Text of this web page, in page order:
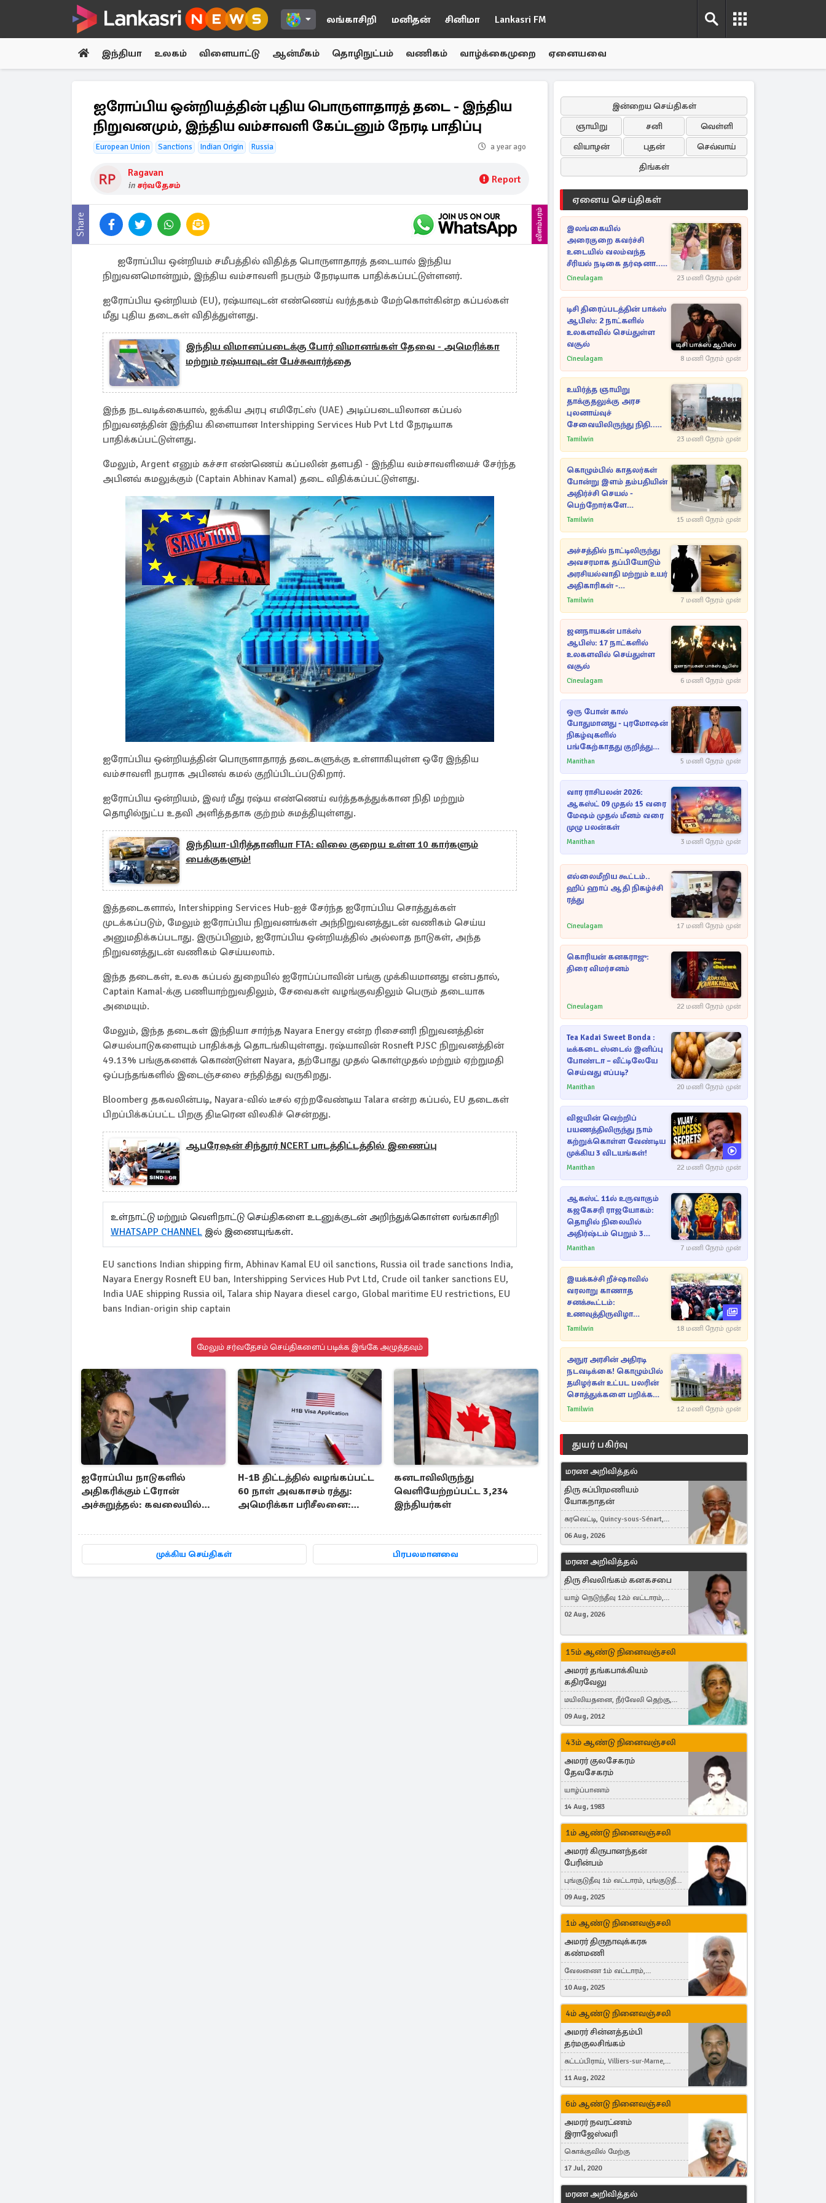
லங்காசிறி மனிதன் சினிமா Lankasri FM
இந்தியா உலகம் விளையாட்டு ஆன்மீகம் தொழிநுட்பம் வணிகம் வாழ்க்கைமுறை ஏனையவை
ஐரோப்பிய ஒன்றியத்தின் புதிய பொருளாதாரத் தடை - இந்திய
நிறுவனமும், இந்திய வம்சாவளி கேப்டனும் நேரடி பாதிப்பு
European Union Sanctions Indian Origin Russia a year ago
Ragavan
in சர்வதேசம் Report
Share விளம்பரம்
ஐரோப்பிய ஒன்றியம் சமீபத்தில் விதித்த பொருளாதாரத் தடையால் இந்திய
நிறுவனமொன்றும், இந்திய வம்சாவளி நபரும் நேரடியாக பாதிக்கப்பட்டுள்ளனர்.
ஐரோப்பிய ஒன்றியம் (EU), ரஷ்யாவுடன் எண்ணெய் வர்த்தகம் மேற்கொள்கின்ற கப்பல்கள்
மீது புதிய தடைகள் விதித்துள்ளது.
இந்திய விமானப்படைக்கு போர் விமானங்கள் தேவை - அமெரிக்கா
மற்றும் ரஷ்யாவுடன் பேச்சுவார்த்தை
இந்த நடவடிக்கையால், ஐக்கிய அரபு எமிரேட்ஸ் (UAE) அடிப்படையிலான கப்பல்
நிறுவனத்தின் இந்திய கிளையான Intershipping Services Hub Pvt Ltd நேரடியாக
பாதிக்கப்பட்டுள்ளது.
மேலும், Argent எனும் கச்சா எண்ணெய் கப்பலின் தளபதி - இந்திய வம்சாவளியைச் சேர்ந்த
அபினவ் கமலுக்கும் (Captain Abhinav Kamal) தடை விதிக்கப்பட்டுள்ளது.
ஐரோப்பிய ஒன்றியத்தின் பொருளாதாரத் தடைகளுக்கு உள்ளாகியுள்ள ஒரே இந்திய
வம்சாவளி நபராக அபினவ் கமல் குறிப்பிடப்படுகிறார்.
ஐரோப்பிய ஒன்றியம், இவர் மீது ரஷ்ய எண்ணெய் வர்த்தகத்துக்கான நிதி மற்றும்
தொழில்நுட்ப உதவி அளித்ததாக குற்றம் சுமத்தியுள்ளது.
இந்தியா-பிரித்தானியா FTA: விலை குறைய உள்ள 10 கார்களும்
பைக்குகளும்!
இத்தடைகளால், Intershipping Services Hub-ஐச் சேர்ந்த ஐரோப்பிய சொத்துக்கள்
முடக்கப்படும், மேலும் ஐரோப்பிய நிறுவனங்கள் அந்நிறுவனத்துடன் வணிகம் செய்ய
அனுமதிக்கப்படாது. இருப்பினும், ஐரோப்பிய ஒன்றியத்தில் அல்லாத நாடுகள், அந்த
நிறுவனத்துடன் வணிகம் செய்யலாம்.
இந்த தடைகள், உலக கப்பல் துறையில் ஐரோப்ப்பாவின் பங்கு முக்கியமானது என்பதால்,
Captain Kamal-க்கு பணியாற்றுவதிலும், சேவைகள் வழங்குவதிலும் பெரும் தடையாக
அமையும்.
மேலும், இந்த தடைகள் இந்தியா சார்ந்த Nayara Energy என்ற ரிசைனரி நிறுவனத்தின்
செயல்பாடுகளையும் பாதிக்கத் தொடங்கியுள்ளது. ரஷ்யாவின் Rosneft PJSC நிறுவனத்தின்
49.13% பங்குகளைக் கொண்டுள்ள Nayara, தற்போது முதல் கொள்முதல் மற்றும் ஏற்றுமதி
ஒப்பந்தங்களில் இடைஞ்சலை சந்தித்து வருகிறது.
Bloomberg தகவலின்படி, Nayara-வில் டீசல் ஏற்றவேண்டிய Talara என்ற கப்பல், EU தடைகள்
பிறப்பிக்கப்பட்ட பிறகு திடீரென விலகிச் சென்றது.
ஆபரேஷன் சிந்தூர் NCERT பாடத்திட்டத்தில் இணைப்பு
உள்நாட்டு மற்றும் வெளிநாட்டு செய்திகளை உடனுக்குடன் அறிந்துக்கொள்ள லங்காசிறி
WHATSAPP CHANNEL இல் இணையுங்கள்.
EU sanctions Indian shipping firm, Abhinav Kamal EU oil sanctions, Russia oil trade sanctions India,
Nayara Energy Rosneft EU ban, Intershipping Services Hub Pvt Ltd, Crude oil tanker sanctions EU,
India UAE shipping Russia oil, Talara ship Nayara diesel cargo, Global maritime EU restrictions, EU
bans Indian-origin ship captain
மேலும் சர்வதேசம் செய்திகளைப் படிக்க இங்கே அழுத்தவும்
ஐரோப்பிய நாடுகளில்
அதிகரிக்கும் ட்ரோன்
அச்சுறுத்தல்: கவலையில்
H-1B திட்டத்தில் வழங்கப்பட்ட
60 நாள் அவகாசம் ரத்து:
அமெரிக்கா பரிசீலனை:
கனடாவிலிருந்து
வெளியேற்றப்பட்ட 3,234
இந்தியர்கள்
முக்கிய செய்திகள் பிரபலமானவை
இன்றைய செய்திகள்
ஞாயிறு
சனி
வெள்ளி
வியாழன்
புதன்
செவ்வாய்
திங்கள்
ஏனைய செய்திகள்
இலங்கையில்
அரைகுறை கவர்ச்சி
உடையில் வலம்வந்த
சீரியல் நடிகை தர்ஷனா...
அவரே வெளியிட்ட
Cineulagam 23 மணி நேரம் முன்
டிசி திரைப்படத்தின் பாக்ஸ்
ஆபிஸ்: 2 நாட்களில்
உலகளவில் செய்துள்ள
வசூல்
Cineulagam 8 மணி நேரம் முன்
உயிர்த்த ஞாயிறு
தாக்குதலுக்கு அரச
புலனாய்வுச்
சேவையிலிருந்து நிதி..
வெளியான அதிர்ச்சி
Tamilwin 23 மணி நேரம் முன்
கொழும்பில் காதலர்கள்
போன்று இளம் தம்பதியின்
அதிர்ச்சி செயல் -
பெற்றோர்களே
எச்சரிக்கை
Tamilwin 15 மணி நேரம் முன்
அச்சத்தில் நாட்டிலிருந்து
அவசரமாக தப்பியோடும்
அரசியல்வாதி மற்றும் உயர்
அதிகாரிகள் -
ஆதாரங்களுடன்
புலனாய்வாளர்கள்
Tamilwin 7 மணி நேரம் முன்
ஜனநாயகன் பாக்ஸ்
ஆபிஸ்: 17 நாட்களில்
உலகளவில் செய்துள்ள
வசூல்
Cineulagam 6 மணி நேரம் முன்
ஒரு போன் கால்
போதுமானது - புரமோஷன்
நிகழ்வுகளில்
பங்கேற்காதது குறித்து
நயன்தாரா ஓபன் டாக்!
Manithan 5 மணி நேரம் முன்
வார ராசிபலன் 2026:
ஆகஸ்ட் 09 முதல் 15 வரை
மேஷம் முதல் மீனம் வரை
முழு பலன்கள்
Manithan 3 மணி நேரம் முன்
எல்லைமீறிய கூட்டம்..
ஹிப் ஹாப் ஆதி நிகழ்ச்சி
ரத்து
Cineulagam 17 மணி நேரம் முன்
கொரியன் கனகராஜு:
திரை விமர்சனம்
Cineulagam 22 மணி நேரம் முன்
Tea Kadai Sweet Bonda :
டீக்கடை ஸ்டைல் இனிப்பு
போண்டா – வீட்டிலேயே
செய்வது எப்படி?
Manithan 20 மணி நேரம் முன்
விஜயின் வெற்றிப்
பயணத்திலிருந்து நாம்
கற்றுக்கொள்ள வேண்டிய
முக்கிய 3 விடயங்கள்!
Manithan 22 மணி நேரம் முன்
ஆகஸ்ட் 11ல் உருவாகும்
கஜகேசரி ராஜயோகம்:
தொழில் நிலையில்
அதிர்ஷ்டம் பெறும் 3
ராசிகள்!
Manithan 7 மணி நேரம் முன்
இயக்கச்சி றீச்ஷாவில்
வரலாறு காணாத
சனக்கூட்டம்:
உணவுத்திருவிழா
இடைநிறுத்தம்
Tamilwin 18 மணி நேரம் முன்
அநுர அரசின் அதிரடி
நடவடிக்கை! கொழும்பில்
தமிழர்கள் உட்பட பலரின்
சொத்துக்களை பறிக்க
நடவடிக்கை
Tamilwin 12 மணி நேரம் முன்
துயர் பகிர்வு
மரண அறிவித்தல்
திரு சுப்பிரமணியம்
யோகநாதன்
கரவெட்டி, Quincy-sous-Sénart,
France
06 Aug, 2026
மரண அறிவித்தல்
திரு சிவலிங்கம் கனகசபை
யாழ் நெடுந்தீவு 12ம் வட்டாரம்,
Jaffna, நயினாதீவு, London, United
02 Aug, 2026
15ம் ஆண்டு நினைவஞ்சலி
அமரர் தங்கபாக்கியம்
கதிரவேலு
மயிலியதனை, நீர்வேலி தெற்கு,
Herning, Denmark
09 Aug, 2012
43ம் ஆண்டு நினைவஞ்சலி
அமரர் குலசேகரம்
தேவசேகரம்
யாழ்ப்பாணம்
14 Aug, 1983
1ம் ஆண்டு நினைவஞ்சலி
அமரர் கிருபானந்தன்
பேரின்பம்
புங்குடுதீவு 1ம் வட்டாரம், புங்குடுதீவு,
India, Lausanne, Switzerland
09 Aug, 2025
1ம் ஆண்டு நினைவஞ்சலி
அமரர் திருநாவுக்கரசு
கண்மணி
வேலணை 1ம் வட்டாரம்,
மண்கும்பான் மேற்கு, Liestal,
Switzerland
10 Aug, 2025
4ம் ஆண்டு நினைவஞ்சலி
அமரர் சின்னத்தம்பி
தர்மகுலசிங்கம்
கட்டப்பிராய், Villiers-sur-Marne,
France
11 Aug, 2022
6ம் ஆண்டு நினைவஞ்சலி
அமரர் நவரட்ணம்
இராஜேஸ்வரி
கொக்குவில் மேற்கு
17 Jul, 2020
மரண அறிவித்தல்